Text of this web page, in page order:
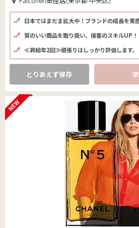
日本ではまだま拡大中！ブランドの成長を実
質のいい商品を取り扱い、接客のスキルUP！
≪昇給年2回≫頑張りはしっかり評価します。
とりあえず保存